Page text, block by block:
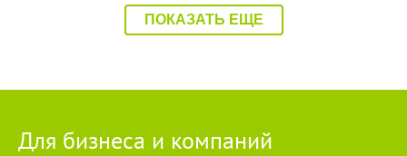
ПОКАЗАТЬ ЕЩЕ
Для бизнеса и компаний